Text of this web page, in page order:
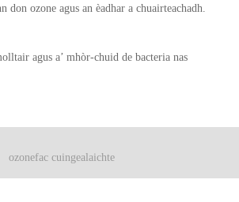
don ozone agus an èadhar a chuairteachadh.
agus a’ mhòr-chuid de bacteria nas
ozonefac cuingealaichte